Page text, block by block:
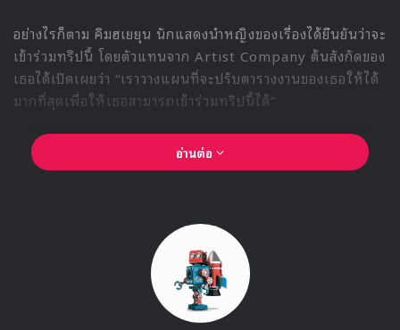
อย่างไรก็ตาม คิมฮเยยุน นักแสดงนำหญิงของเรื่องได้ยืนยันว่าจะ
เข้าร่วมทริปนี้ โดยตัวแทนจาก Artist Company ต้นสังกัดของ
เธอได้เปิดเผยว่า “เราวางแผนที่จะปรับตารางงานของเธอให้ได้
มากที่สุดเพื่อให้เธอสามารถเข้าร่วมทริปนี้ได้”
อ่านต่อ